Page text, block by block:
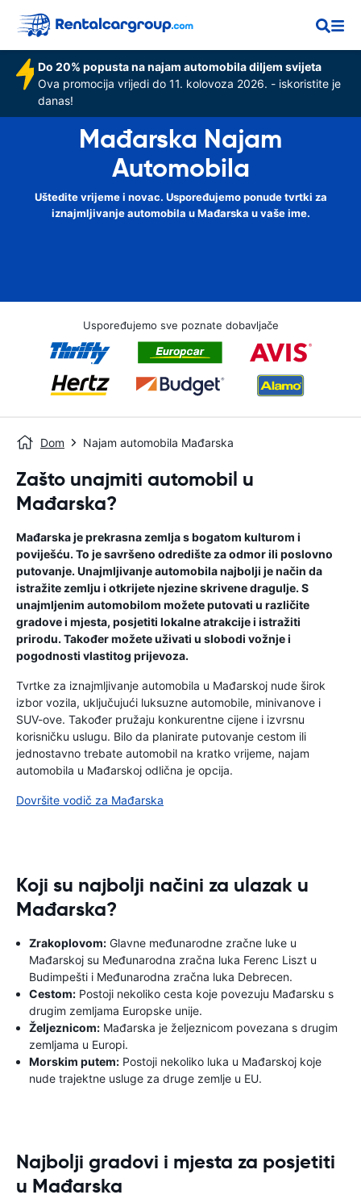
Do 20% popusta na najam automobila diljem svijeta
Ova promocija vrijedi do 11. kolovoza 2026. - iskoristite je
danas!
Mađarska Najam
Automobila
Uštedite vrijeme i novac. Uspoređujemo ponude tvrtki za
iznajmljivanje automobila u Mađarska u vaše ime.
Uspoređujemo sve poznate dobavljače
Dom Najam automobila Mađarska
Zašto unajmiti automobil u
Mađarska?
Mađarska je prekrasna zemlja s bogatom kulturom i
poviješću. To je savršeno odredište za odmor ili poslovno
putovanje. Unajmljivanje automobila najbolji je način da
istražite zemlju i otkrijete njezine skrivene dragulje. S
unajmljenim automobilom možete putovati u različite
gradove i mjesta, posjetiti lokalne atrakcije i istražiti
prirodu. Također možete uživati ​​u slobodi vožnje i
pogodnosti vlastitog prijevoza.
Tvrtke za iznajmljivanje automobila u Mađarskoj nude širok
izbor vozila, uključujući luksuzne automobile, minivanove i
SUV-ove. Također pružaju konkurentne cijene i izvrsnu
korisničku uslugu. Bilo da planirate putovanje cestom ili
jednostavno trebate automobil na kratko vrijeme, najam
automobila u Mađarskoj odlična je opcija.
Dovršite vodič za Mađarska
Koji su najbolji načini za ulazak u
Mađarska?
Zrakoplovom: Glavne međunarodne zračne luke u
Mađarskoj su Međunarodna zračna luka Ferenc Liszt u
Budimpešti i Međunarodna zračna luka Debrecen.
Cestom: Postoji nekoliko cesta koje povezuju Mađarsku s
drugim zemljama Europske unije.
Željeznicom: Mađarska je željeznicom povezana s drugim
zemljama u Europi.
Morskim putem: Postoji nekoliko luka u Mađarskoj koje
nude trajektne usluge za druge zemlje u EU.
Najbolji gradovi i mjesta za posjetiti
u Mađarska